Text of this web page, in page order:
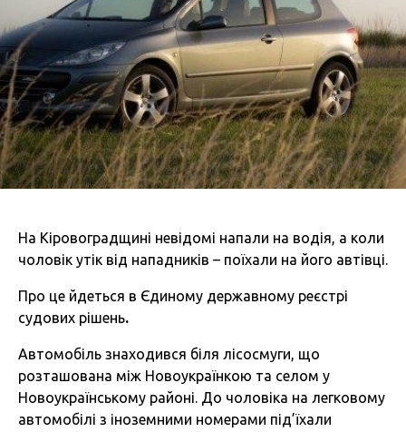
На Кіровоградщині невідомі напали на водія, а коли
чоловік утік від нападників – поїхали на його автівці.
Про це йдеться в Єдиному державному реєстрі
судових рішень.
Автомобіль знаходився біля лісосмуги, що
розташована між Новоукраїнкою та селом у
Новоукраїнському районі. До чоловіка на легковому
автомобілі з іноземними номерами під’їхали